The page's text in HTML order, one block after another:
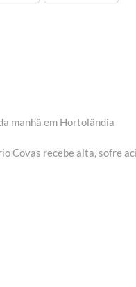
manhã em Hortolândia
Covas recebe alta, sofre